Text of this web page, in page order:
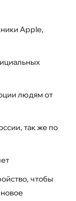
Apple,
людям от
так же по
чтобы